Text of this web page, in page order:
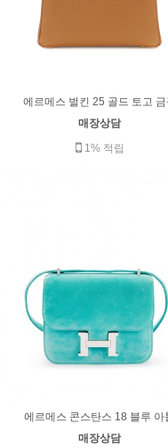
에르메스 벌킨 25 골드 토고 금
매장상담
1% 적립
에르메스 콘스탄스 18 블루 아
매장상담